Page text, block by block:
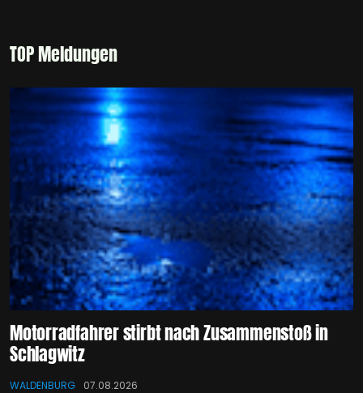
TOP Meldungen
Motorradfahrer stirbt nach Zusammenstoß in
Schlagwitz
WALDENBURG 07.08.2026